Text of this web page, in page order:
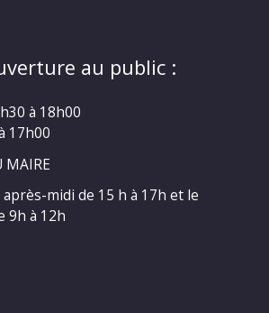
au public :
à 18h00
17h00
MAIRE
midi de 15 h à 17h et le
9h à 12h